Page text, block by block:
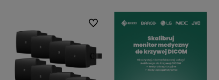
Do ulubionych